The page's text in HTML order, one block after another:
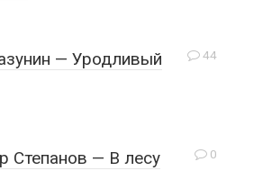
44
— Уродливый
0
Степанов — В лесу